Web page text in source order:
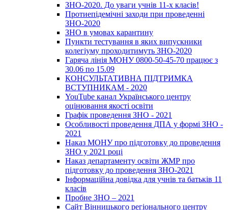
ЗНО-2020. До уваги учнів 11-х класів!
Протиепідемічні заходи при проведенні
ЗНО-2020
ЗНО в умовах карантину
Пункти тестування в яких випускники
колегіуму проходитимуть ЗНО-2020
Гаряча лінія МОНУ 0800-50-45-70 працює з
30.06 по 15.09
КОНСУЛЬТАТИВНА ПІДТРИМКА
ВСТУПНИКАМ - 2020
YouTube канал Українського центру
оцінювання якості освіти
Графік проведення ЗНО - 2021
Особливості проведення ДПА у формі ЗНО -
2021
Наказ МОНУ про підготовку до проведення
ЗНО у 2021 році
Наказ департаменту освіти ЖМР про
підготовку до проведення ЗНО-2021
Інформаційна довідка для учнів та батьків 11
класів
Пробне ЗНО – 2021
Сайт Вінницького регіонального центру